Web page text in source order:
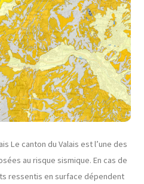
Le canton du Valais est l’une des
au risque sismique. En cas de
ressentis en surface dépendent